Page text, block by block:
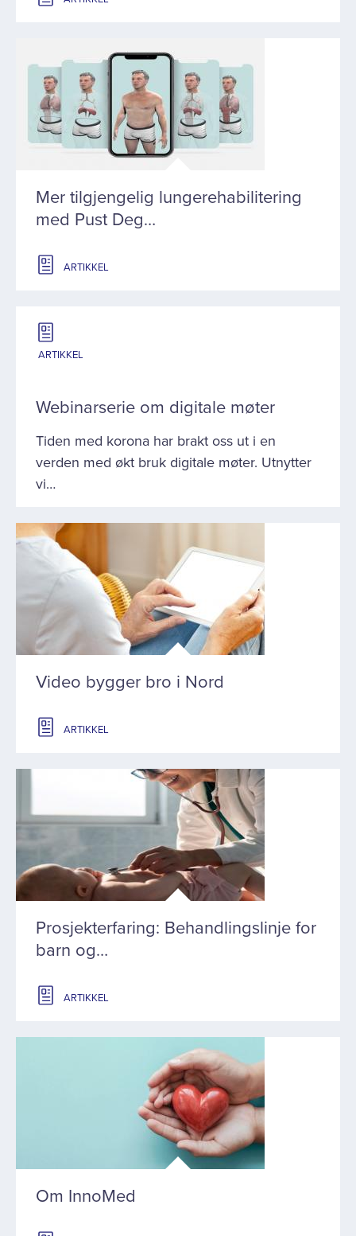
Mer tilgjengelig lungerehabilitering
med Pust Deg…
ARTIKKEL
ARTIKKEL
Webinarserie om digitale møter
Tiden med korona har brakt oss ut i en
verden med økt bruk digitale møter. Utnytter
vi…
Video bygger bro i Nord
ARTIKKEL
Prosjekterfaring: Behandlingslinje for
barn og…
ARTIKKEL
Om InnoMed